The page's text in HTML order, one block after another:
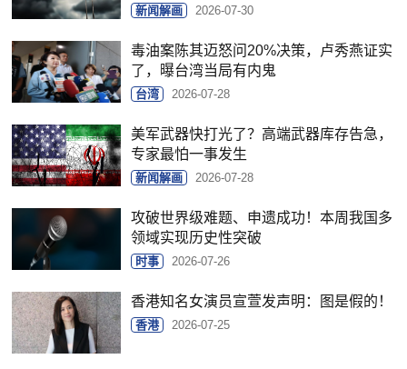
新闻解画 2026-07-30
毒油案陈其迈怒问20%决策，卢秀燕证实
了，曝台湾当局有内鬼
台湾 2026-07-28
美军武器快打光了？高端武器库存告急，
专家最怕一事发生
新闻解画 2026-07-28
攻破世界级难题、申遗成功！本周我国多
领域实现历史性突破
时事 2026-07-26
香港知名女演员宣萱发声明：图是假的！
香港 2026-07-25